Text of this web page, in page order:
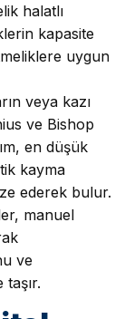
halatlı
kapasite
uygun
veya kazı
ve Bishop
en düşük
kayma
ederek bulur.
manuel
ve